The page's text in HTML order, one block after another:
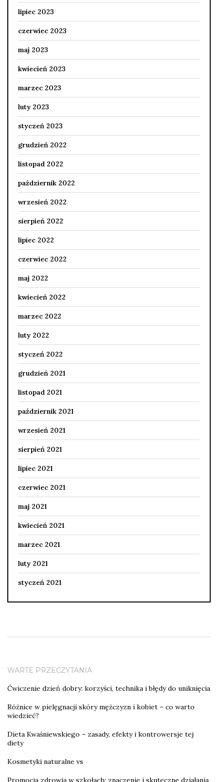
lipiec 2023
czerwiec 2023
maj 2023
kwiecień 2023
marzec 2023
luty 2023
styczeń 2023
grudzień 2022
listopad 2022
październik 2022
wrzesień 2022
sierpień 2022
lipiec 2022
czerwiec 2022
maj 2022
kwiecień 2022
marzec 2022
luty 2022
styczeń 2022
grudzień 2021
listopad 2021
październik 2021
wrzesień 2021
sierpień 2021
lipiec 2021
czerwiec 2021
maj 2021
kwiecień 2021
marzec 2021
luty 2021
styczeń 2021
WARTE PRZECZYTANIA
Ćwiczenie dzień dobry: korzyści, technika i błędy do uniknięcia
Różnice w pielęgnacji skóry mężczyzn i kobiet – co warto
wiedzieć?
Dieta Kwaśniewskiego – zasady, efekty i kontrowersje tej
diety
Kosmetyki naturalne vs
Promocja zdrowia w szkołach: znaczenie i skuteczne działania